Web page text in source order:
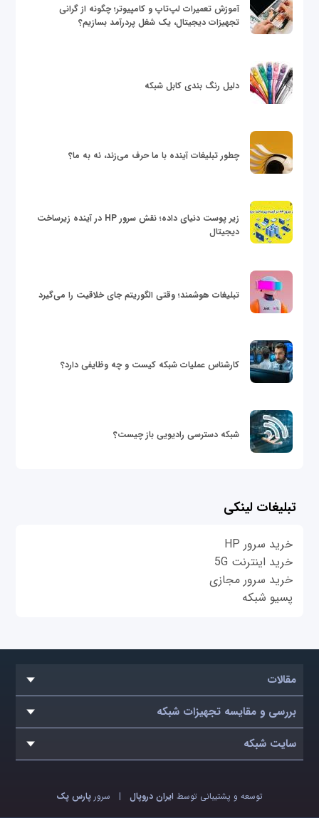
آموزش تعمیرات لپ‌تاپ و کامپیوتر؛ چگونه از گرانی
تجهیزات دیجیتال، یک شغل پردرآمد بسازیم؟
دلیل رنگ بندی کابل شبکه
چطور تبلیغات آینده با ما حرف می‌زند، نه به ما؟
زیر پوست دنیای داده؛ نقش سرور HP در آینده زیرساخت
دیجیتال
تبلیغات هوشمند؛ وقتی الگوریتم جای خلاقیت را می‌گیرد
کارشناس عملیات شبکه کیست و چه وظایفی دارد؟
شبکه دسترسی رادیویی باز چیست؟
تبلیغات لینکی
خرید سرور HP
خرید اینترنت 5G
خرید سرور مجازی
پسیو شبکه
مقالات
بررسی و مقایسه تجهیزات شبکه
سایت شبکه
توسعه و پشتیبانی توسط ایران دروپال| سرور پارس پک